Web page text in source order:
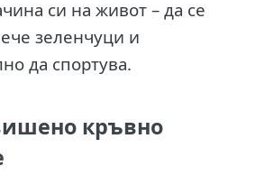
си на живот – да се
зеленчуци и
да спортува.
кръвно